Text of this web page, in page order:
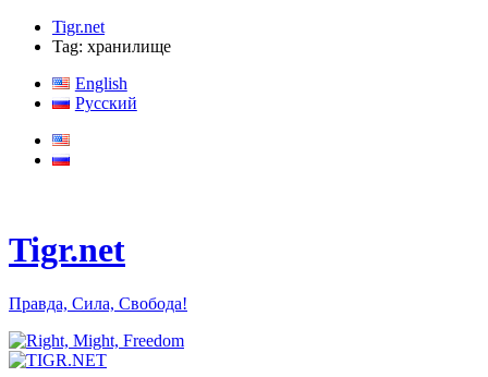
Tigr.net
Tag: хранилище
English
Русский
Tigr.net
Правда, Сила, Свобода!